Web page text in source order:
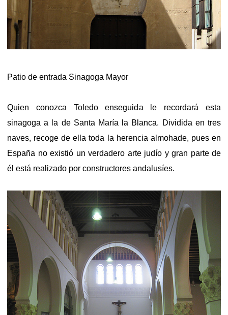
Patio de entrada Sinagoga Mayor
Quien conozca Toledo enseguida le recordará esta
sinagoga a la de Santa María la Blanca. Dividida en tres
naves, recoge de ella toda la herencia almohade, pues en
España no existió un verdadero arte judío y gran parte de
él está realizado por constructores andalusíes.